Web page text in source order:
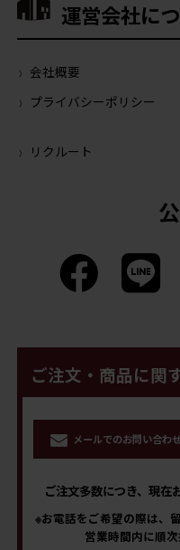
運営会社に
会社概要
プライバシーポリシー
リクルート
ご注文・商品に関
メールでのお問い合わせ
ご注文多数につき、現在
※お電話をご希望の際は、
営業時間内に順